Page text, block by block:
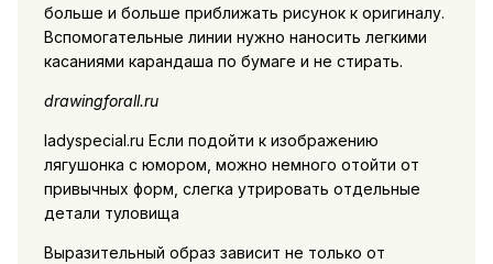
больше и больше приближать рисунок к оригиналу.
Вспомогательные линии нужно наносить легкими
касаниями карандаша по бумаге и не стирать.
drawingforall.ru
ladyspecial.ru Если подойти к изображению
лягушонка с юмором, можно немного отойти от
привычных форм, слегка утрировать отдельные
детали туловища
Выразительный образ зависит не только от